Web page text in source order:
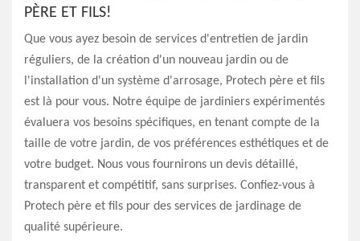
PÈRE ET FILS!
Que vous ayez besoin de services d'entretien de jardin
réguliers, de la création d'un nouveau jardin ou de
l'installation d'un système d'arrosage, Protech père et fils
est là pour vous. Notre équipe de jardiniers expérimentés
évaluera vos besoins spécifiques, en tenant compte de la
taille de votre jardin, de vos préférences esthétiques et de
votre budget. Nous vous fournirons un devis détaillé,
transparent et compétitif, sans surprises. Confiez-vous à
Protech père et fils pour des services de jardinage de
qualité supérieure.